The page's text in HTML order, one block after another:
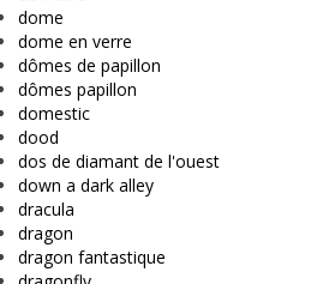
dome
dome en verre
dômes de papillon
dômes papillon
domestic
dood
dos de diamant de l'ouest
down a dark alley
dracula
dragon
dragon fantastique